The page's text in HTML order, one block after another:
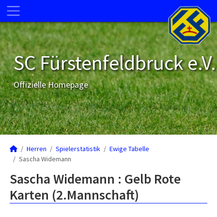
SC Fürstenfeldbruck e.V.
Offizielle Homepage
Herren Spielerstatistik
Ewige Tabelle
Sascha Widemann
Sascha Widemann : Gelb Rote
Karten (2.Mannschaft)